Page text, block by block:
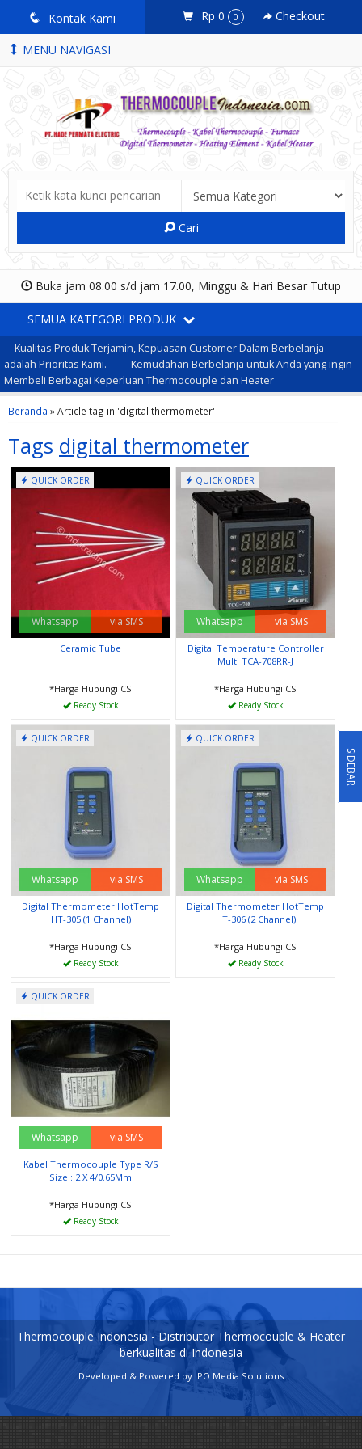
q Kontak Kami Rp 0 0 Checkout
MENU NAVIGASI
Cari
Buka jam 08.00 s/d jam 17.00, Minggu & Hari Besar Tutup
SEMUA KATEGORI PRODUK
Kualitas Produk Terjamin, Kepuasan Customer Dalam Berbelanja
adalah Prioritas Kami.
Kemudahan Berbelanja untuk Anda yang ingin
Membeli Berbagai Keperluan Thermocouple dan Heater
Beranda »Article tag in 'digital thermometer'
Tags digital thermometer
QUICK ORDER
Whatsapp via SMS
Ceramic Tube
*Harga Hubungi CS
Ready Stock
QUICK ORDER
Whatsapp via SMS
Digital Temperature Controller
Multi TCA-708RR-J
*Harga Hubungi CS
Ready Stock
QUICK ORDER
Whatsapp via SMS
Digital Thermometer HotTemp
HT-305 (1 Channel)
*Harga Hubungi CS
Ready Stock
QUICK ORDER
Whatsapp via SMS
Digital Thermometer HotTemp
HT-306 (2 Channel)
*Harga Hubungi CS
Ready Stock
QUICK ORDER
Whatsapp via SMS
Kabel Thermocouple Type R/S
Size : 2 X 4/0.65Mm
*Harga Hubungi CS
Ready Stock
SIDEBAR
Thermocouple Indonesia - Distributor Thermocouple & Heater
berkualitas di Indonesia
Developed & Powered by IPO Media Solutions